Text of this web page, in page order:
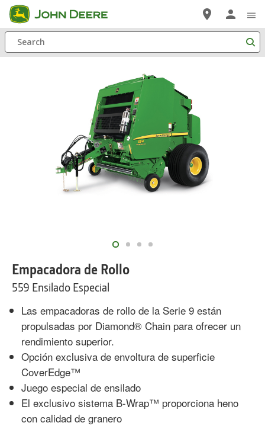
Saltar
a
contenido
principal
Search
Empacadora de Rollo
559 Ensilado Especial
Las empacadoras de rollo de la Serie 9 están
propulsadas por Diamond® Chain para ofrecer un
rendimiento superior.
Opción exclusiva de envoltura de superficie
CoverEdge™
Juego especial de ensilado
El exclusivo sistema B-Wrap™ proporciona heno
con calidad de granero